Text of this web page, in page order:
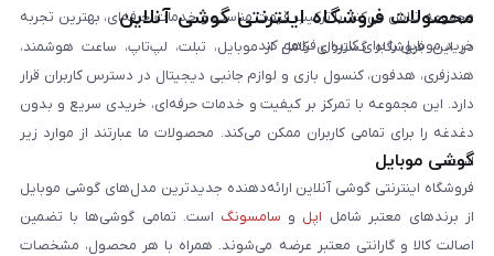
مجموعه تلاش می‌کند با ترکیب قیمت مناسب و خدمات حرفه‌ای، بهترین تجربه
خرید موبایل را برای کاربران فراهم کند.
محصولات فروشگاه اینترنتی گوشی آنلاین
در این فروشگاه گستره‌ای کامل از موبایل، تبلت، لپ‌تاپ، ساعت هوشمند،
هندزفری، هدفون، کنسول بازی و لوازم جانبی دیجیتال در دسترس کاربران قرار
دارد. این مجموعه با تمرکز بر کیفیت و خدمات حرفه‌ای، خریدی سریع و بدون
دغدغه را برای تمامی کاربران ممکن می‌کند. محصولات ما عبارتند از موارد زیر
است:
گوشی موبایل
فروشگاه اینترنتی گوشی آنلاین ارائه‌دهنده جدیدترین مدل‌های گوشی موبایل
از برندهای معتبر شامل اپل و سامسونگ است. تمامی گوشی‌ها با تضمین
اصالت کالا و گارانتی معتبر عرضه می‌شوند. همراه با هر محصول، مشخصات